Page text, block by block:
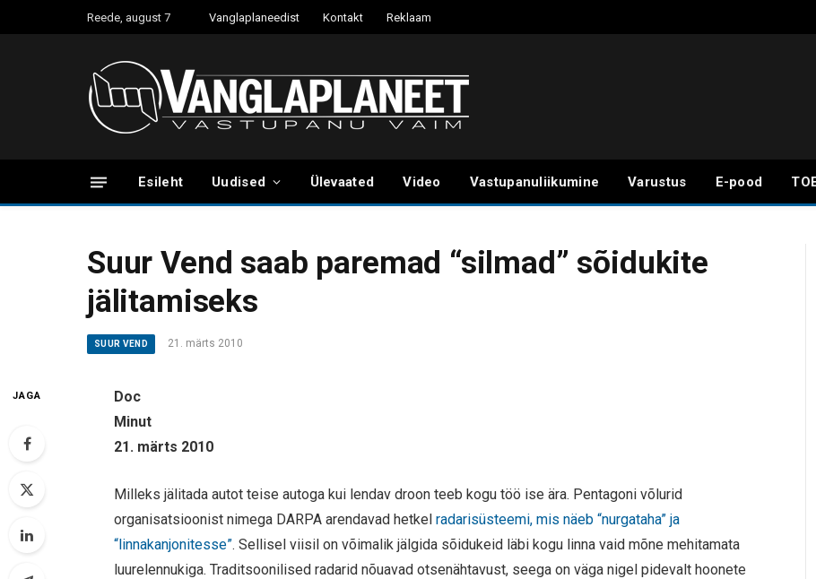
Reede, august 7 Vanglaplaneedist Kontakt Reklaam
Esileht Uudised Ülevaated Video Vastupanuliikumine Varustus E-pood
Suur Vend saab paremad “silmad” sõidukite
jälitamiseks
SUUR VEND 21. märts 2010
JAGA
Doc
Minut
21. märts 2010
Milleks jälitada autot teise autoga kui lendav droon teeb kogu töö ise ära. Pentagoni võlurid
organisatsioonist nimega DARPA arendavad hetkelradarisüsteemi, mis näeb “nurgataha” ja
“linnakanjonitesse”. Sellisel viisil on võimalik jälgida sõidukeid läbi kogu linna vaid mõne mehitamata
luurelennukiga. Traditsoonilised radarid nõuavad otsenähtavust, seega on väga nigel pidevalt hoonete